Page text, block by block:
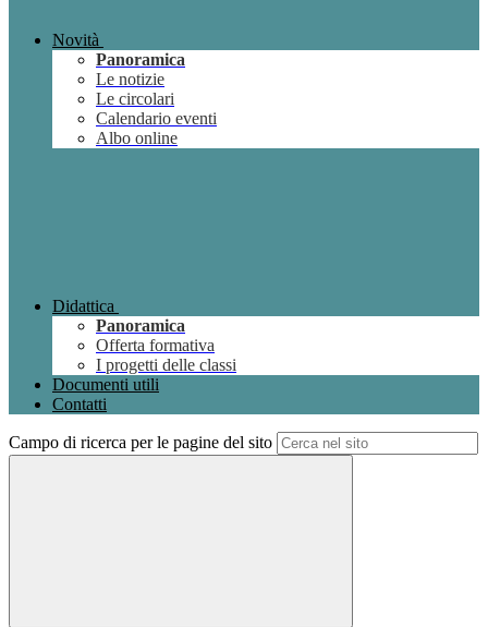
Novità
Panoramica
Le notizie
Le circolari
Calendario eventi
Albo online
Didattica
Panoramica
Offerta formativa
I progetti delle classi
Documenti utili
Contatti
Campo di ricerca per le pagine del sito